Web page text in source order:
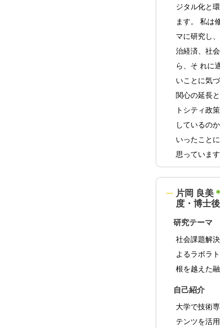
ジタル化と
ます。 私は
マに研究し
治経済、社
ら、そ れに
いことに気
関心の延長
トシティ政
しているの
いったこと
思っていま
片岡 良美
度・博士
研究テーマ
社会課題解
よるラボラ
根を越えた
自己紹介
大学で技術
テンツを活